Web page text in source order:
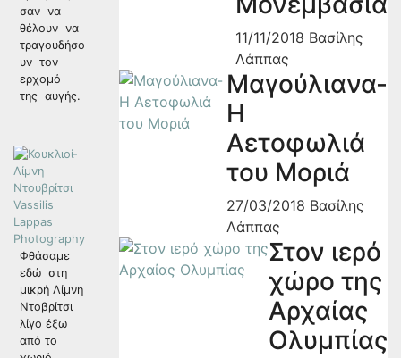
σαν να
θέλουν να
τραγουδήσο
υν τον
ερχομό
της αυγής.
Φθάσαμε
εδώ στη
μικρή Λίμνη
Ντοβρίτσι
λίγο έξω
από το
11/11/2018 Βασίλης
Λάππας
Μαγούλιανα-
Η
Αετοφωλιά
του Μοριά
27/03/2018 Βασίλης
Λάππας
Στον ιερό
χώρο της
Αρχαίας
Ολυμπίας